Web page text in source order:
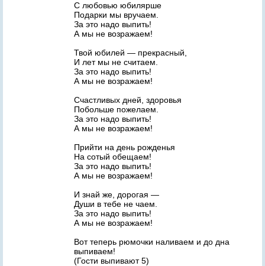
С любовью юбилярше
Подарки мы вручаем.
За это надо выпить!
А мы не возражаем!
Твой юбилей — прекрасный,
И лет мы не считаем.
За это надо выпить!
А мы не возражаем!
Счастливых дней, здоровья
Побольше пожелаем.
За это надо выпить!
А мы не возражаем!
Прийти на день рожденья
На сотый обещаем!
За это надо выпить!
А мы не возражаем!
И знай же, дорогая —
Души в тебе не чаем.
За это надо выпить!
А мы не возражаем!
Вот теперь рюмочки наливаем и до дна
выпиваем!
(Гости выпивают 5)